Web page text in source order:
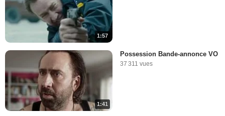
1:57
1:41
Possession Bande-annonce VO
37 311 vues